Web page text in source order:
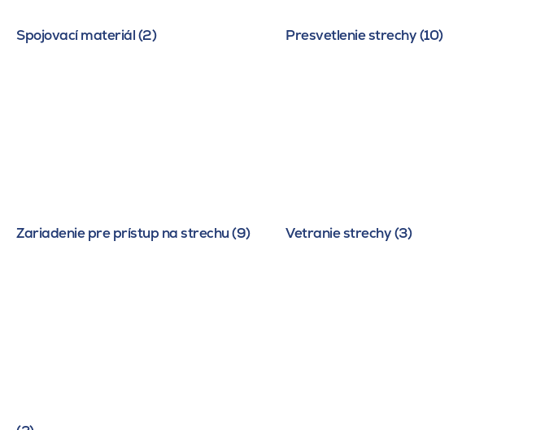
Spojovací materiál (2) Presvetlenie strechy (10)
Zariadenie pre prístup na strechu (9) Vetranie strechy (3)